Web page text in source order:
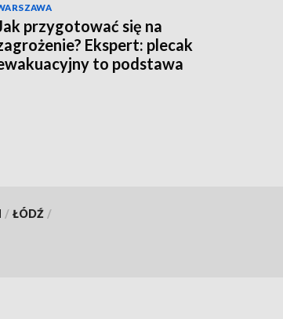
przygotować się na
Ekspert: plecak
to podstawa
/ ŁÓDŹ /